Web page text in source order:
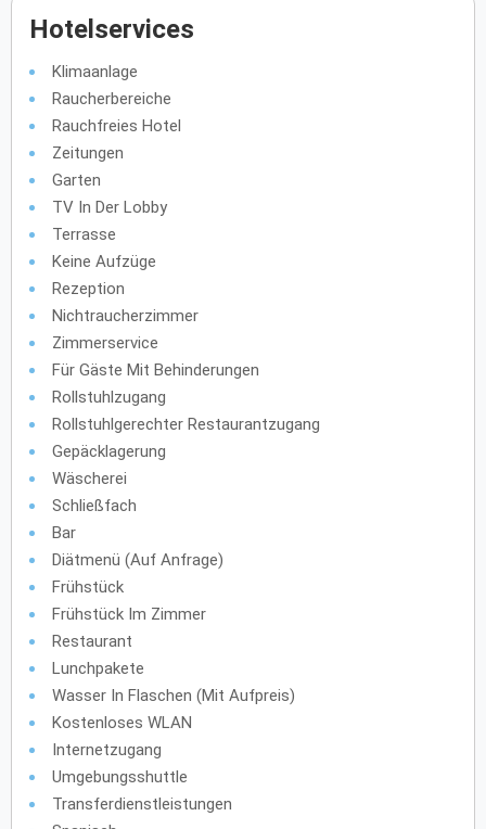
Hotelservices
Klimaanlage
Raucherbereiche
Rauchfreies Hotel
Zeitungen
Garten
TV In Der Lobby
Terrasse
Keine Aufzüge
Rezeption
Nichtraucherzimmer
Zimmerservice
Für Gäste Mit Behinderungen
Rollstuhlzugang
Rollstuhlgerechter Restaurantzugang
Gepäcklagerung
Wäscherei
Schließfach
Bar
Diätmenü (auf Anfrage)
Frühstück
Frühstück Im Zimmer
Restaurant
Lunchpakete
Wasser In Flaschen (mit Aufpreis)
Kostenloses WLAN
Internetzugang
Umgebungsshuttle
Transferdienstleistungen